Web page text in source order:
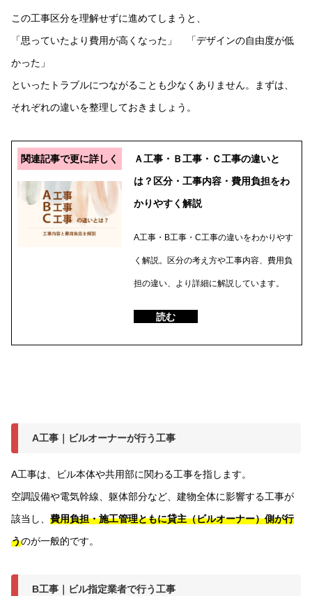
この工事区分を理解せずに進めてしまうと、
「思っていたより費用が高くなった」 「デザインの自由度が低
かった」
といったトラブルにつながることも少なくありません。まずは、
それぞれの違いを整理しておきましょう。
関連記事で更に詳しく
Ａ工事・Ｂ工事・Ｃ工事の違いと
は？区分・工事内容・費用負担をわ
かりやすく解説
A工事・B工事・C工事の違いをわかりやす
く解説。区分の考え方や工事内容、費用負
担の違い、より詳細に解説しています。
読む
A工事｜ビルオーナーが行う工事
A工事は、ビル本体や共用部に関わる工事を指します。
空調設備や電気幹線、躯体部分など、建物全体に影響する工事が
該当し、 費用負担・施工管理ともに貸主（ビルオーナー）側が行
うのが一般的です。
B工事｜ビル指定業者で行う工事